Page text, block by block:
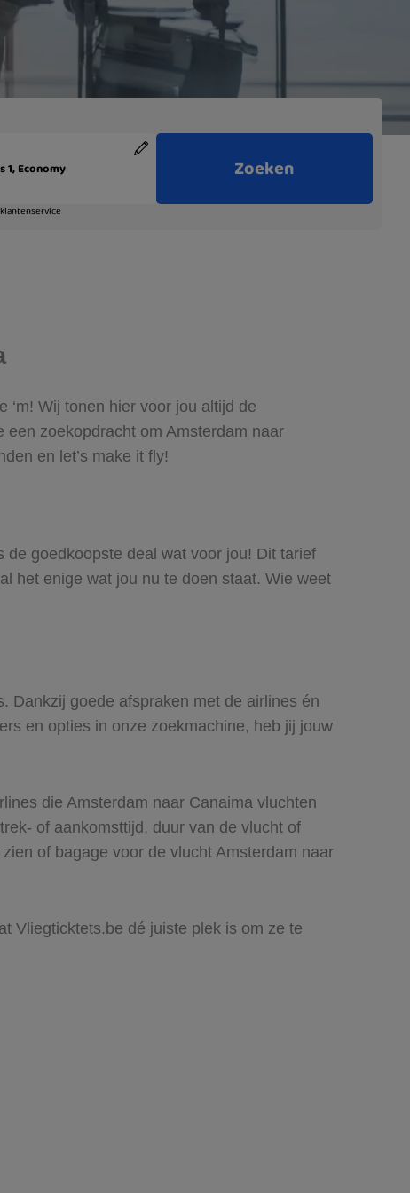
Wij tonen hier voor jou altijd de
zoekopdracht om Amsterdam naar
en let’s make it fly!
goedkoopste deal wat voor jou! Dit tarief
het enige wat jou nu te doen staat. Wie weet
Dankzij goede afspraken met de airlines én
en opties in onze zoekmachine, heb jij jouw
die Amsterdam naar Canaima vluchten
of aankomsttijd, duur van de vlucht of
of bagage voor de vlucht Amsterdam naar
Vliegticktets.be dé juiste plek is om ze te